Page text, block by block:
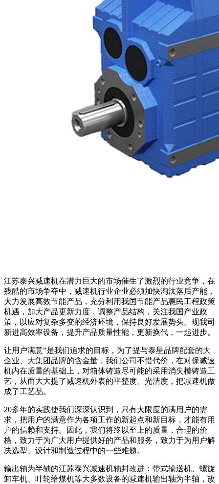
江苏泰兴减速机在潜力巨大的市场催生了激烈的行业竞争，在
残酷的市场争夺中，减速机行业企业必须加快淘汰落后产能，
大力发展高效节能产品，充分利用我国节能产品惠民工程政策
机遇，加大产品更新力度，调整产品结构，关注我国产业政
策，以应对复杂多变的经济环境，保持良好发展势头。现我司
新进高效率设备，提升产品质量性能，更新换代，一起进步。
让用户满意”是我们追求的目标，为了提与泰星品牌配套的大
企业、大集团品牌的含金量，我们公司不惜代价，在对保减速
机内在质量的基础上，对箱体铸造尽可能的采用消失模铸造工
艺，从而大大提了减速机外表的平整度、光洁度，把减速机做
成了工艺品。
20多年的实践使我们深深认识到，只有大限度的满用户的需
求，把用户的满意作为各项工作的新起点和新目标，才能有用
户的信赖和支持。因此，我们将终以至上的质量，合理的价
格，致力于为广大用户提供好的产品和服务，致力于为用户解
决选型、设计和制造过程中的一些难题。
输出轴为半轴的江苏泰兴减速机轴封改进：带式输送机、螺旋
卸车机、叶轮给煤机等大多数设备的减速机输出轴为半轴，改